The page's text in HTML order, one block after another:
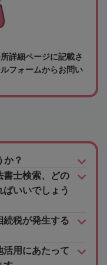
詳細ページに記載さ
フォームからお問い
か？
書士検索、どの
いいでしょう
続税が発生する
活用にあたって